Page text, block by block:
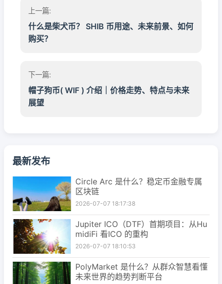
上一篇:
什么是柴犬币？ SHIB 币用途、未来前景、如何
购买？
下一篇:
帽子狗币( WIF ) 介绍｜价格走势、特点与未来
展望
最新发布
Circle Arc 是什么？稳定币金融专属
区块链
2026-07-07 18:17:38
Jupiter ICO（DTF）首期项目：从Hu
midiFi 看ICO 的重构
2026-07-07 18:10:53
PolyMarket 是什么？从群众智慧看懂
未来世界的趋势判断平台